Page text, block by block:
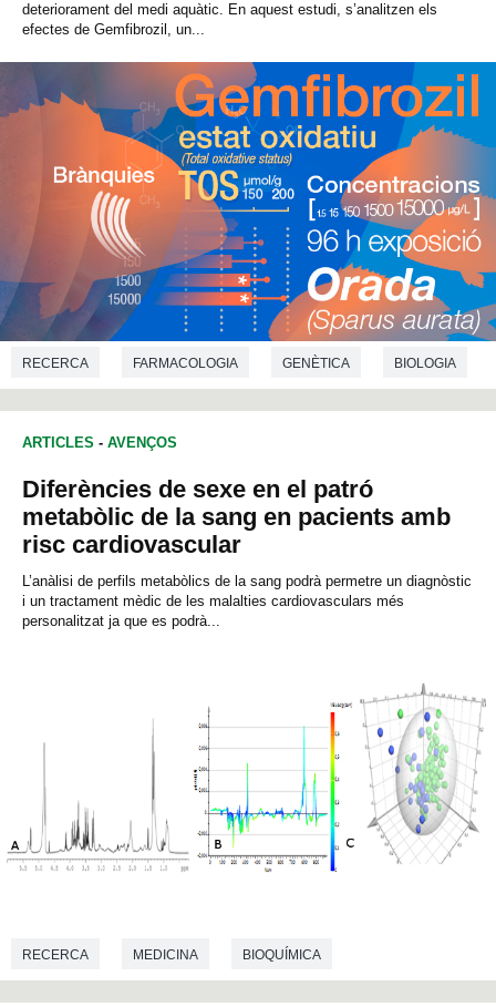
deteriorament del medi aquàtic. En aquest estudi, s’analitzen els
efectes de Gemfibrozil, un...
RECERCA FARMACOLOGIA GENÈTICA BIOLOGIA
ARTICLES - AVENÇOS
Diferències de sexe en el patró
metabòlic de la sang en pacients amb
risc cardiovascular
L’anàlisi de perfils metabòlics de la sang podrà permetre un diagnòstic
i un tractament mèdic de les malalties cardiovasculars més
personalitzat ja que es podrà...
RECERCA MEDICINA BIOQUÍMICA